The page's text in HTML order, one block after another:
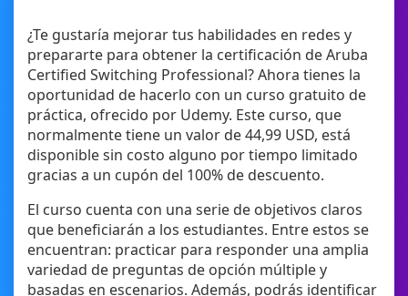
¿Te gustaría mejorar tus habilidades en redes y
prepararte para obtener la certificación de Aruba
Certified Switching Professional? Ahora tienes la
oportunidad de hacerlo con un curso gratuito de
práctica, ofrecido por Udemy. Este curso, que
normalmente tiene un valor de 44,99 USD, está
disponible sin costo alguno por tiempo limitado
gracias a un cupón del 100% de descuento.
El curso cuenta con una serie de objetivos claros
que beneficiarán a los estudiantes. Entre estos se
encuentran: practicar para responder una amplia
variedad de preguntas de opción múltiple y
basadas en escenarios. Además, podrás identificar